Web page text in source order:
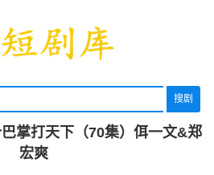
搜剧
掌打天下（70集）佴一文&郑
宏爽